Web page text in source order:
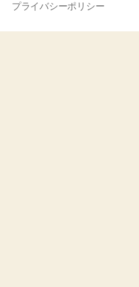
プライバシーポリシー